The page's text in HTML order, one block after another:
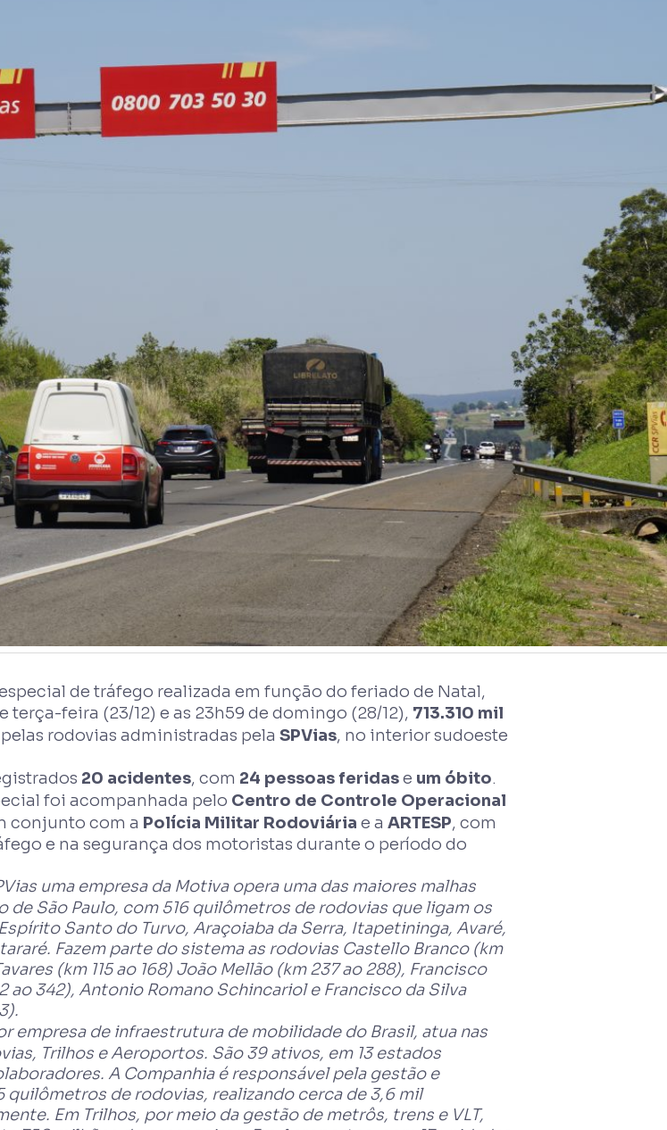
de tráfego realizada em função do feriado de Natal,
terça-feira (23/12) e as 23h59 de domingo (28/12), 713.310 mil
rodovias administradas pela SPVias, no interior sudoeste
20 acidentes, com 24 pessoas feridase um óbito.
foi acompanhada pelo Centro de Controle Operacional
conjunto com a Polícia Militar Rodoviária e a ARTESP, com
e na segurança dos motoristas durante o período do
uma empresa da Motiva opera uma das maiores malhas
de São Paulo, com 516 quilômetros de rodovias que ligam os
Santo do Turvo, Araçoiaba da Serra, Itapetininga, Avaré,
Fazem parte do sistema as rodovias Castello Branco (km
(km 115 ao 168) João Mellão (km 237 ao 288), Francisco
ao 342), Antonio Romano Schincariol e Francisco da Silva
empresa de infraestrutura de mobilidade do Brasil, atua nas
Trilhos e Aeroportos. São 39 ativos, em 13 estados
A Companhia é responsável pela gestão e
quilômetros de rodovias, realizando cerca de 3,6 mil
Em Trilhos, por meio da gestão de metrôs, trens e VLT,